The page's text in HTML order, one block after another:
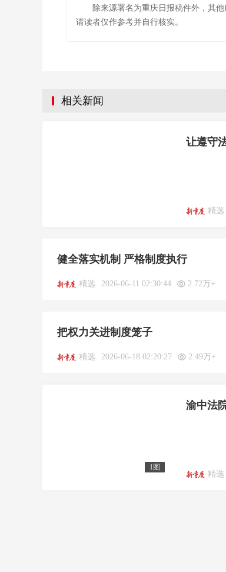
除来源署名为重庆日报稿件外，其
请读者仅作参考并自行核实。
相关新闻
让遵守
精选
健全落实机制 严格制度执行
精选 2026-06-11 02:30:44 2.72万+
把权力关进制度笼子
精选 2026-06-18 02:20:27 2.49万+
1图
渝中法
精选